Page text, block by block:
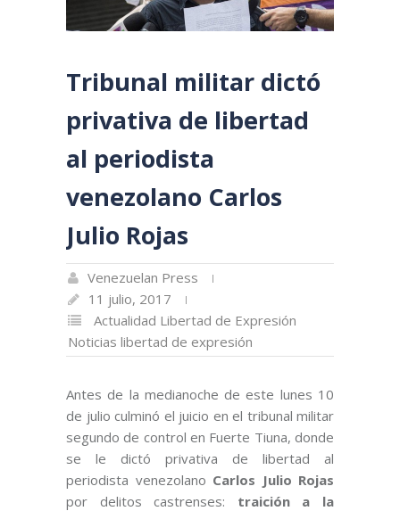
Tribunal militar dictó
privativa de libertad
al periodista
venezolano Carlos
Julio Rojas
Venezuelan Press
11 julio, 2017
Actualidad Libertad de Expresión
Noticias libertad de expresión
Antes de la medianoche de este lunes 10
de julio culminó el juicio en el tribunal militar
segundo de control en Fuerte Tiuna, donde
se le dictó privativa de libertad al
periodista venezolano Carlos Julio Rojas
por delitos castrenses: traición a la